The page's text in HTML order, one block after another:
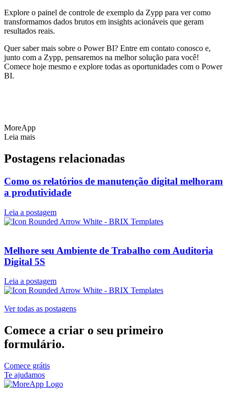
Explore o painel de controle de exemplo da Zypp para ver como
transformamos dados brutos em insights acionáveis que geram
resultados reais.
Quer saber mais sobre o Power BI? Entre em contato conosco e,
junto com a Zypp, pensaremos na melhor solução para você!
Comece hoje mesmo e explore todas as oportunidades com o Power
BI.
MoreApp
Leia mais
Postagens relacionadas
Como os relatórios de manutenção digital melhoram
a produtividade
Leia a postagem
Melhore seu Ambiente de Trabalho com Auditoria
Digital 5S
Leia a postagem
Ver todas as postagens
Comece a criar o seu primeiro
formulário.
Comece grátis
Te ajudamos